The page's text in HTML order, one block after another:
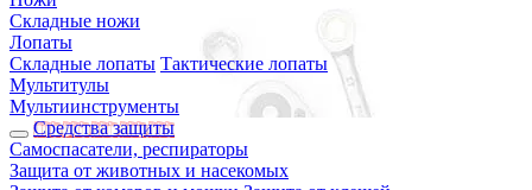
Складные ножи
Лопаты
Складные лопаты Тактические лопаты
Мультитулы
Мультиинструменты
Средства защиты
Самоспасатели, респираторы
Защита от животных и насекомых